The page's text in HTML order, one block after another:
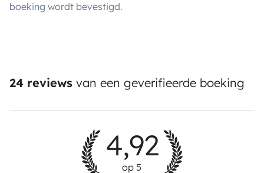
boeking wordt bevestigd.
24 reviews van een geverifieerde boeking
4,92
op 5